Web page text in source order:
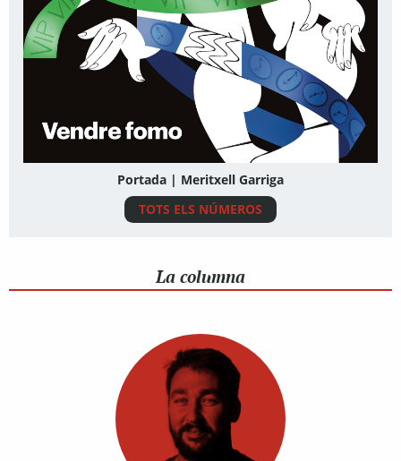
Portada | Meritxell Garriga
TOTS ELS NÚMEROS
La columna